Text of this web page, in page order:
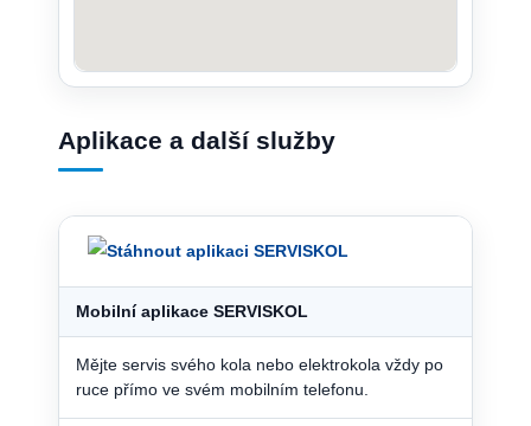
Aplikace a další služby
Mobilní aplikace SERVISKOL
Mějte servis svého kola nebo elektrokola vždy po
ruce přímo ve svém mobilním telefonu.